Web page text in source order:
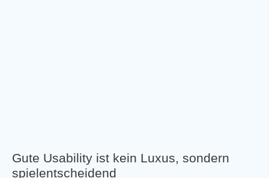
Gute Usability ist kein Luxus, sondern
spielentscheidend